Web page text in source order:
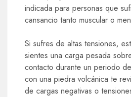
indicada para personas que
cansancio tanto muscular o
Si sufres de altas tensiones,
sientes una carga pesada
contacto durante un periodo
con una piedra volcánica te
de cargas negativas o